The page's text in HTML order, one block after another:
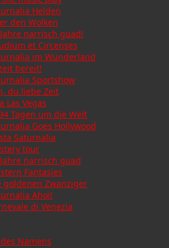
Helden
den Wolken
narrisch guad!
et Circenses
im Wunderland
bereit!
Sportshow
du liebe Zeit
Las Vegas
Tagen um die Welt
Goes Hollywood
Saturnalia
tour
narrisch guad
Fantasies
goldenen Zwanziger
Ahoi!
di Venezia
Namens